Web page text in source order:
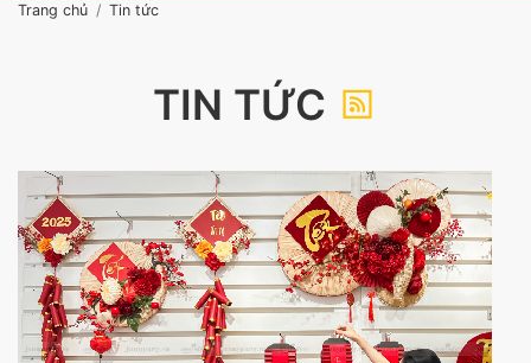
Trang chủ Tin tức
TIN TỨC